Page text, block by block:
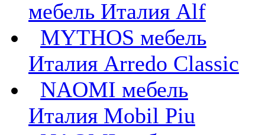
мебель Италия Alf
MYTHOS мебель
Италия Arredo Classic
NAOMI мебель
Италия Mobil Piu